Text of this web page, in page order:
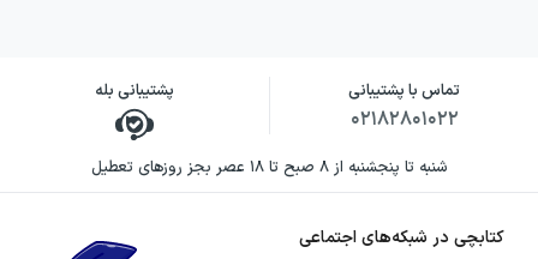
تماس با پشتیبانی
۰۲۱۸۲۸۰۱۰۲۲
پشتیبانی بله
شنبه تا پنجشنبه از ۸ صبح تا ۱۸ عصر بجز روزهای تعطیل
کتابچی در شبکه‌های اجتماعی